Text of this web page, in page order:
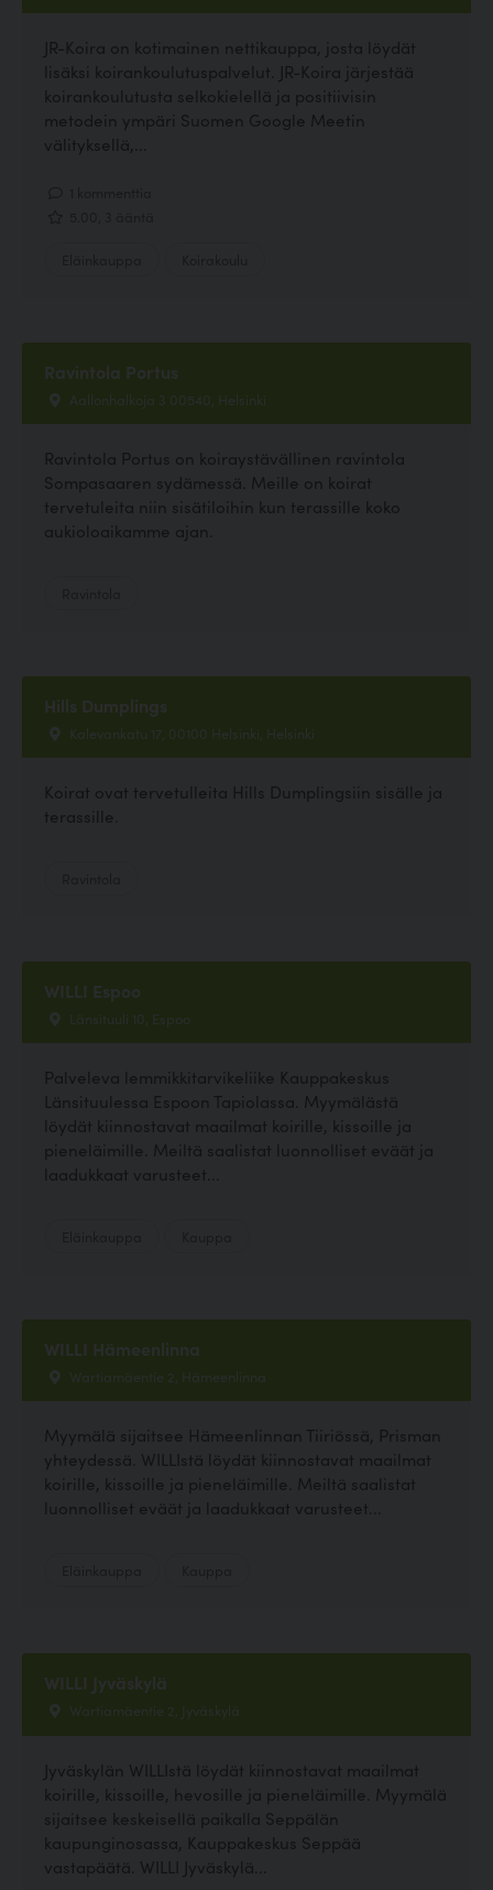
JR-Koira on kotimainen nettikauppa, josta löydät
lisäksi koirankoulutuspalvelut. JR-Koira järjestää
koirankoulutusta selkokielellä ja positiivisin
metodein ympäri Suomen Google Meetin
välityksellä,...
Ravintola Portus
Aallonhalkoja 3 00540, Helsinki
Ravintola Portus on koiraystävällinen ravintola
Sompasaaren sydämessä. Meille on koirat
tervetuleita niin sisätiloihin kun terassille koko
aukioloaikamme ajan.
Hills Dumplings
Kalevankatu 17, 00100 Helsinki, Helsinki
Koirat ovat tervetulleita Hills Dumplingsiin sisälle ja
terassille.
WILLI Espoo
Länsituuli 10, Espoo
Palveleva lemmikkitarvikeliike Kauppakeskus
Länsituulessa Espoon Tapiolassa. Myymälästä
löydät kiinnostavat maailmat koirille, kissoille ja
pieneläimille. Meiltä saalistat luonnolliset eväät ja
laadukkaat varusteet...
WILLI Hämeenlinna
Wartiamäentie 2, Hämeenlinna
Myymälä sijaitsee Hämeenlinnan Tiiriössä, Prisman
yhteydessä. WILLIstä löydät kiinnostavat maailmat
koirille, kissoille ja pieneläimille. Meiltä saalistat
luonnolliset eväät ja laadukkaat varusteet...
WILLI Jyväskylä
Wartiamäentie 2, Jyväskylä
Jyväskylän WILLIstä löydät kiinnostavat maailmat
koirille, kissoille, hevosille ja pieneläimille. Myymälä
sijaitsee keskeisellä paikalla Seppälän
kaupunginosassa, Kauppakeskus Seppää
vastapäätä. WILLI Jyväskylä...